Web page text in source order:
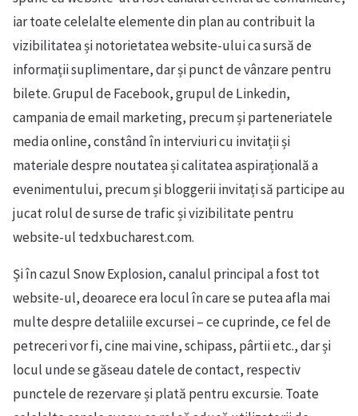
iar toate celelalte elemente din plan au contribuit la
vizibilitatea și notorietatea website-ului ca sursă de
informații suplimentare, dar și punct de vânzare pentru
bilete. Grupul de Facebook, grupul de Linkedin,
campania de email marketing, precum și parteneriatele
media online, constând în interviuri cu invitații și
materiale despre noutatea și calitatea aspirațională a
evenimentului, precum și bloggerii invitați să participe au
jucat rolul de surse de trafic și vizibilitate pentru
website-ul tedxbucharest.com.
Și în cazul Snow Explosion, canalul principal a fost tot
website-ul, deoarece era locul în care se putea afla mai
multe despre detaliile excursei – ce cuprinde, ce fel de
petreceri vor fi, cine mai vine, schipass, pârtii etc., dar și
locul unde se găseau datele de contact, respectiv
punctele de rezervare și plată pentru excursie. Toate